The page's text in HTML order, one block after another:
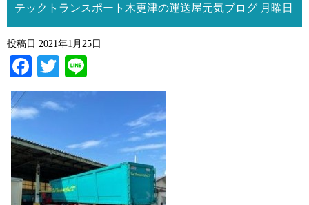
テックトランスポート木更津の運送屋元気ブログ 月曜日
投稿日 2021年1月25日
Facebook
Twitter